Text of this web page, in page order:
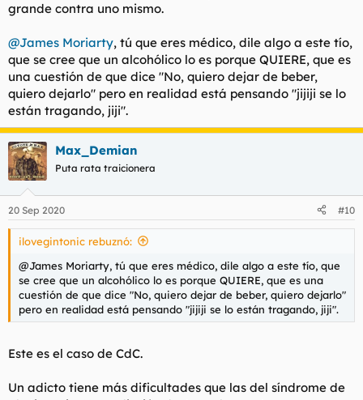
grande contra uno mismo.
@James Moriarty, tú que eres médico, dile algo a este tío,
que se cree que un alcohólico lo es porque QUIERE, que es
una cuestión de que dice "No, quiero dejar de beber,
quiero dejarlo" pero en realidad está pensando "jijiji se lo
están tragando, jiji".
Max_Demian
Puta rata traicionera
20 Sep 2020 #10
ilovegintonic rebuznó:
@James Moriarty, tú que eres médico, dile algo a este tío, que
se cree que un alcohólico lo es porque QUIERE, que es una
cuestión de que dice "No, quiero dejar de beber, quiero dejarlo"
pero en realidad está pensando "jijiji se lo están tragando, jiji".
Este es el caso de CdC.
Un adicto tiene más dificultades que las del síndrome de